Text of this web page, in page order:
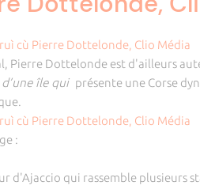
Pierre Dottelonde est d'ailleurs
île qui présente une Corse
:
d'Ajaccio qui rassemble plusieurs